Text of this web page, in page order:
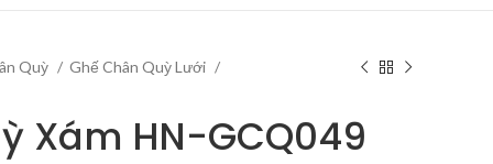
Quỳ
Ghế Chân Quỳ Lưới
Xám HN-GCQ049